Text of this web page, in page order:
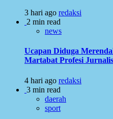
3 hari ago redaksi
2 min read
news
Ucapan Diduga
Martabat Profesi
4 hari ago redaksi
3 min read
daerah
sport